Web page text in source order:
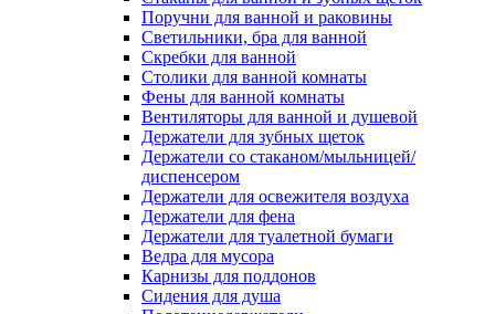
Поручни для ванной и раковины
Светильники, бра для ванной
Скребки для ванной
Столики для ванной комнаты
Фены для ванной комнаты
Вентиляторы для ванной и душевой
Держатели для зубных щеток
Держатели со стаканом/мыльницей/
диспенсером
Держатели для освежителя воздуха
Держатели для фена
Держатели для туалетной бумаги
Ведра для мусора
Карнизы для поддонов
Сидения для душа